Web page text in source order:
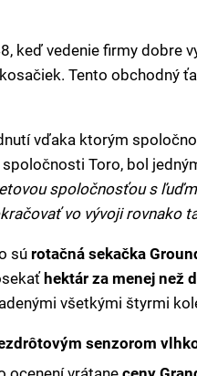
keď vedenie firmy dobre
Tento obchodný
vďaka ktorým
Toro, bol
spoločnosťou s
vo vývoji rovnako
sú rotačná sekačka
hektár za menej než
všetkými štyrmi
senzorom